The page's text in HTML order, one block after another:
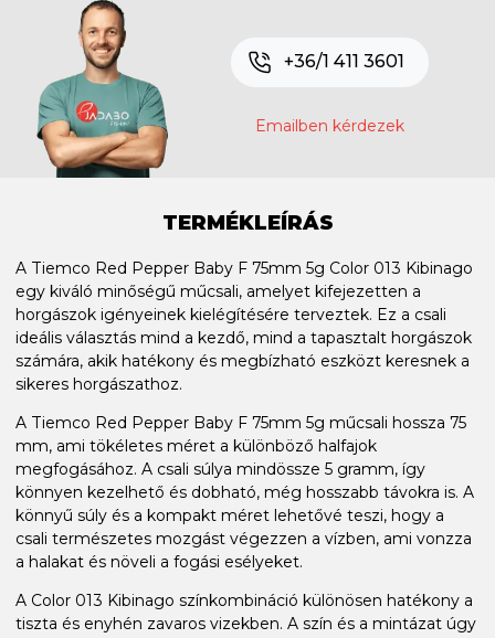
+36/1 411 3601
Emailben kérdezek
TERMÉKLEÍRÁS
A Tiemco Red Pepper Baby F 75mm 5g Color 013 Kibinago
egy kiváló minőségű műcsali, amelyet kifejezetten a
horgászok igényeinek kielégítésére terveztek. Ez a csali
ideális választás mind a kezdő, mind a tapasztalt horgászok
számára, akik hatékony és megbízható eszközt keresnek a
sikeres horgászathoz.
A Tiemco Red Pepper Baby F 75mm 5g műcsali hossza 75
mm, ami tökéletes méret a különböző halfajok
megfogásához. A csali súlya mindössze 5 gramm, így
könnyen kezelhető és dobható, még hosszabb távokra is. A
könnyű súly és a kompakt méret lehetővé teszi, hogy a
csali természetes mozgást végezzen a vízben, ami vonzza
a halakat és növeli a fogási esélyeket.
A Color 013 Kibinago színkombináció különösen hatékony a
tiszta és enyhén zavaros vizekben. A szín és a mintázat úgy